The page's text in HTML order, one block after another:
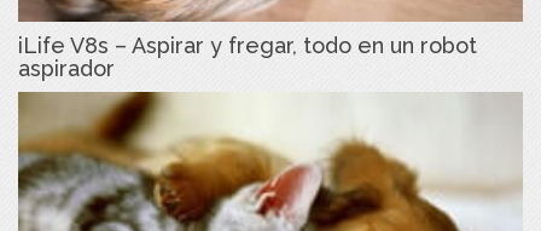
iLife V8s – Aspirar y fregar, todo en un robot
aspirador